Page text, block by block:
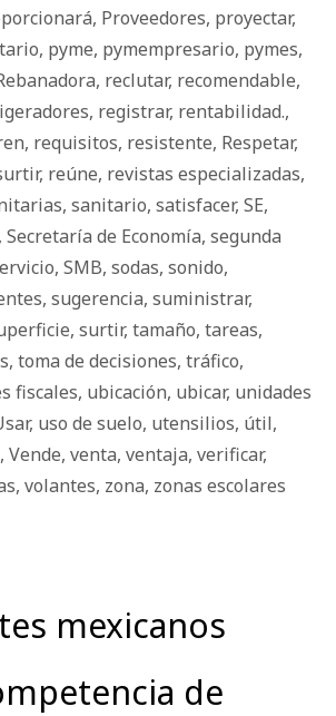
, Proveedores, proyectar,
, pyme, pymempresario, pymes,
, reclutar, recomendable,
, registrar, rentabilidad.,
, requisitos, resistente, Respetar,
, reúne, revistas especializadas,
, sanitario, satisfacer, SE,
, Secretaría de Economía, segunda
, SMB, sodas, sonido,
, sugerencia, suministrar,
, surtir, tamaño, tareas,
, toma de decisiones, tráfico,
fiscales, ubicación, ubicar, unidades
, uso de suelo, utensilios, útil,
, Vende, venta, ventaja, verificar,
, volantes, zona, zonas escolares
mexicanos
de